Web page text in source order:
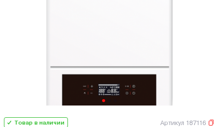
Товар в наличии Артикул 187116